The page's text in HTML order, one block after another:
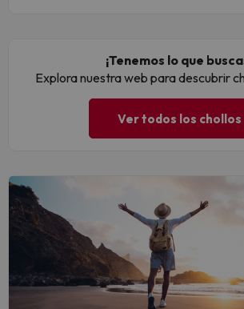
¡Tenemos lo que
Explora nuestra web para descubrir
Ver todos los chollos